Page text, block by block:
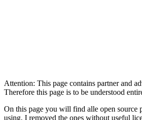
Attention: This page contains partner and
Therefore this page is to be understood
On this page you will find alle open source
using. I removed the ones without useful